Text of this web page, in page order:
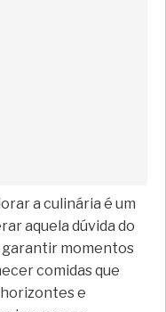
a culinária é um
aquela dúvida do
garantir momentos
comidas que
horizontes e